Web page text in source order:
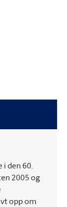
i den 60.
2005 og
opp om